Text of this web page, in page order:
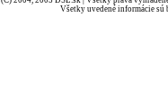
Všetky uvedené informácie sú